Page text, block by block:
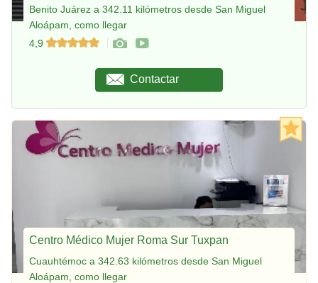
Benito Juárez a 342.11 kilómetros desde San Miguel
Aloápam, como llegar
4,9
Contactar
Centro Médico Mujer Roma Sur Tuxpan
Cuauhtémoc a 342.63 kilómetros desde San Miguel
Aloápam, como llegar